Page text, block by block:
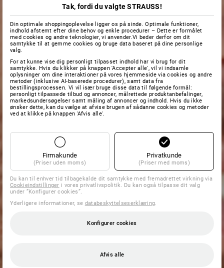
Tak, fordi du valgte STRAUSS!
Din optimale shoppingoplevelse ligger os på sinde. Optimale funktioner,
indhold afstemt efter dine behov og enkle procedurer – Dette er formålet
med cookies og andre teknologier, vi anvender.Vi beder derfor om dit
samtykke til at gemme cookies og bruge data baseret på dine personlige
valg.
For at kunne vise dig personligt tilpasset indhold har vi brug for dit
samtykke. Hvis du klikker på knappen 'Accepter alle', vil vi indsamle
oplysninger om dine interaktioner på vores hjemmeside via cookies og andre
metoder (inklusive AI-baserede procedurer), samt data fra
bestillingsprocessen. Vi vil især bruge disse data til følgende formål:
personligt tilpassede tilbud og annoncer, målrettede produktanbefalinger,
markedsundersøgelser samt måling af annoncer og indhold. Hvis du ikke
ønsker dette, kan du vælge at afvise brugen af sådanne cookies og metoder
ved at klikke på knappen 'Afvis alle'.
Firmakunde
(Priser uden moms)
Privatkunde
(Priser med moms)
Du kan til enhver tid tilbagekalde dit samtykke med fremadrettet virkning via
Cookieindstillinger i vores privatlivspolitik. Du kan også tilpasse dit valg
under ”Konfigurer cookies”.
Yderligere informationer, se databeskyttelseserklæring.
Konfigurer cookies
Afvis alle